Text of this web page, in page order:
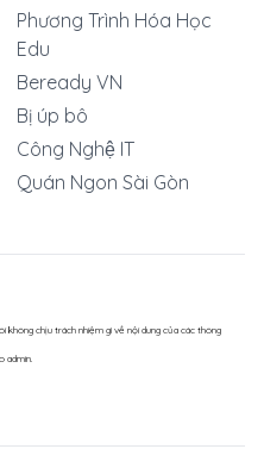
Phương Trình Hóa Học
Edu
Beready VN
Bị úp bô
Công Nghệ IT
Quán Ngon Sài Gòn
không chịu trách nhiệm gì về nội dung của các thông
admin.